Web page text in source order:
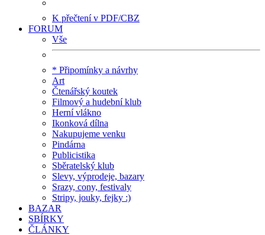
K přečtení v PDF/CBZ
FORUM
Vše
* Připomínky a návrhy
Art
Čtenářský koutek
Filmový a hudební klub
Herní vlákno
Ikonková dílna
Nakupujeme venku
Pindárna
Publicistika
Sběratelský klub
Slevy, výprodeje, bazary
Srazy, cony, festivaly
Stripy, jouky, fejky :)
BAZAR
SBÍRKY
ČLÁNKY